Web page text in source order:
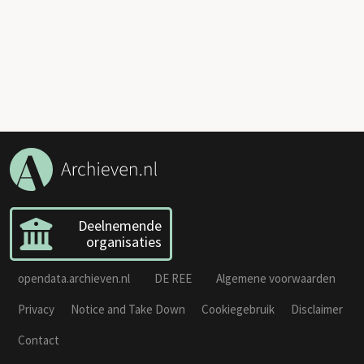
Deelnemende
organisaties
opendata.archieven.nl DE REE
Algemene voorwaarden
Privacy
Notice and Take Down Cookiegebruik
Disclaimer
Contact